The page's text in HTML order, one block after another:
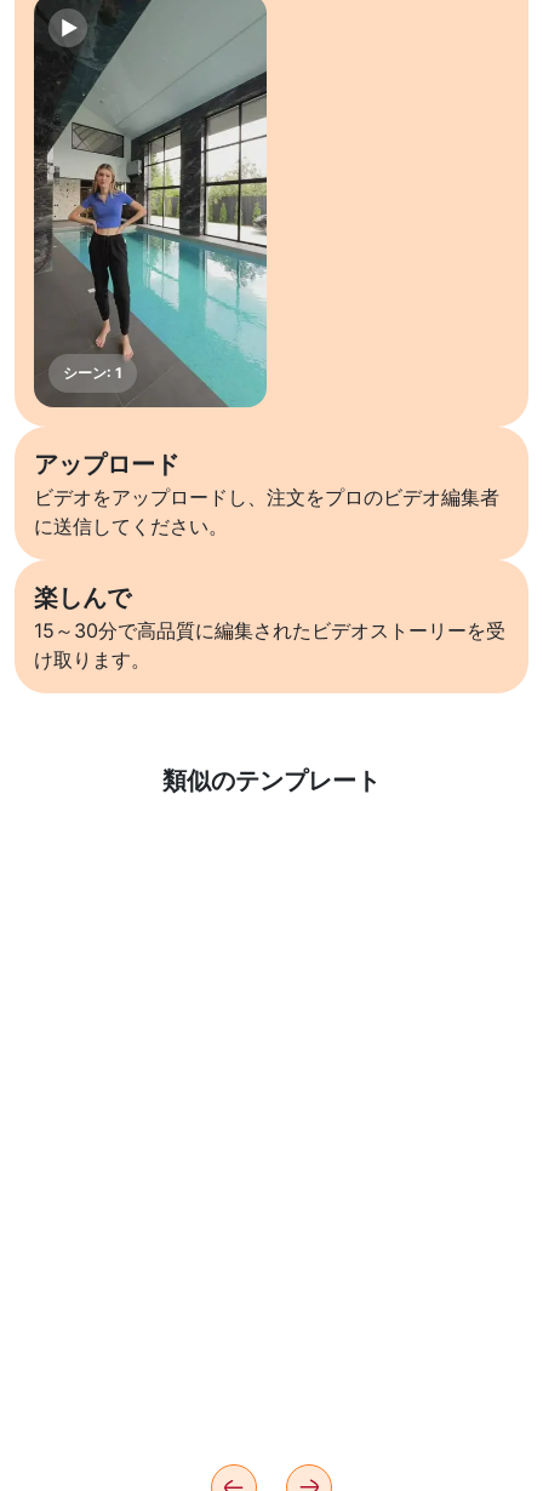
アップロード
ビデオをアップロードし、注文をプロのビデオ編集者
に送信してください。
楽しんで
15～30分で高品質に編集されたビデオストーリーを受
け取ります。
類似のテンプレート
詳しくはこちら